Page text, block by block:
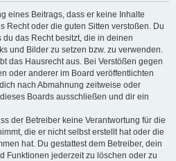
eines Beitrags, dass er keine Inhalte
Recht oder die guten Sitten verstoßen. Du
das Recht besitzt, die in deinen
und Bilder zu setzen bzw. zu verwenden.
das Hausrecht aus. Bei Verstößen gegen
oder anderer im Board veröffentlichten
nach Abmahnung zeitweise oder
Boards ausschließen und dir ein
der Betreiber keine Verantwortung für die
die er nicht selbst erstellt hat oder die
hat. Du gestattest dem Betreiber, dein
Funktionen jederzeit zu löschen oder zu